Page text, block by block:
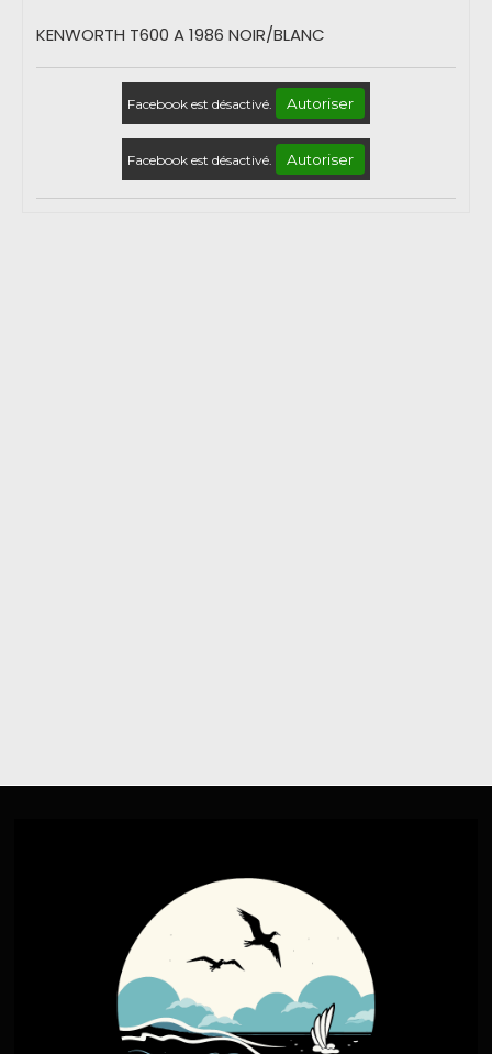
KENWORTH T600 A 1986 NOIR/BLANC
Facebook est désactivé. Autoriser
Facebook est désactivé. Autoriser